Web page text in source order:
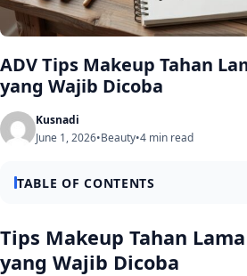
ADV Tips Makeup Tahan
yang Wajib Dicoba
Kusnadi
June 1, 2026•Beauty•4 min read
TABLE OF CONTENTS
Rahasia Makeup Tahan Lama
Skincare Ringan Sebelum Makeup
Tips Makeup Tahan
yang Wajib Dicoba